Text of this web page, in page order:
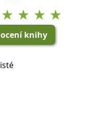
★ ★ ★
knihy